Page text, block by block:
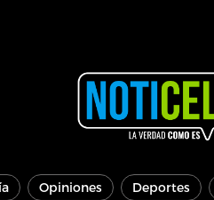
Opiniones Deportes